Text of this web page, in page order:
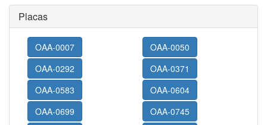
Placas
OAA-0007
OAA-0050
OAA-0292
OAA-0371
OAA-0583
OAA-0604
OAA-0699
OAA-0745